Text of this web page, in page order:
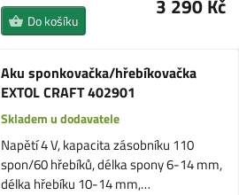
3 290 Kč
Do košíku
Aku sponkovačka/hřebíkovačka
EXTOL CRAFT 402901
Skladem u dodavatele
Napětí 4 V, kapacita zásobníku 110
spon/60 hřebíků, délka spony 6-14 mm,
délka hřebíku 10-14 mm,…